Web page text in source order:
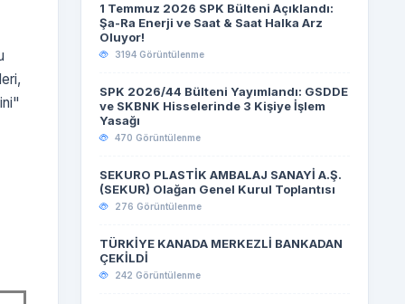
1 Temmuz 2026 SPK Bülteni Açıklandı:
Şa-Ra Enerji ve Saat & Saat Halka Arz
Oluyor!
3194 Görüntülenme
SPK 2026/44 Bülteni Yayımlandı: GSDDE
ve SKBNK Hisselerinde 3 Kişiye İşlem
Yasağı
470 Görüntülenme
SEKURO PLASTİK AMBALAJ SANAYİ A.Ş.
(SEKUR) Olağan Genel Kurul Toplantısı
276 Görüntülenme
TÜRKİYE KANADA MERKEZLİ BANKADAN
ÇEKİLDİ
242 Görüntülenme